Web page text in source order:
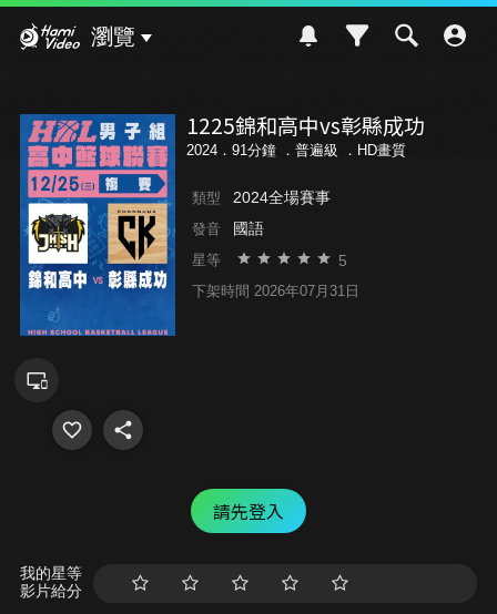
瀏覽
1225錦和高中vs彰縣成功
2024．91分鐘 ． 普遍級 ．HD畫質
類型 2024全場賽事
發音 國語
星等 5
下架時間 2026年07月31日
請先登入
我的星等
影片給分